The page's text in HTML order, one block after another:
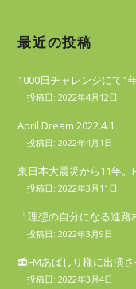
最近の投稿
1000日チャレンジにて1
2022年4月12日
April Dream 2022.4.1
2022年4月1日
東日本大震災から11年。
2022年3月11日
「理想の自分になる進
2022年3月9日
📻FMあばしり様に出演
2022年3月4日